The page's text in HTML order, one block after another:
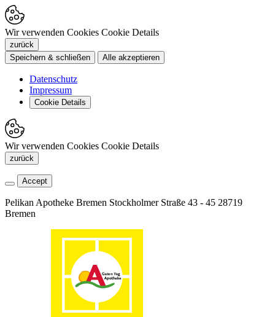
Wir verwenden Cookies Cookie Details
zurück
Speichern & schließen
Alle akzeptieren
Datenschutz
Impressum
Cookie Details
Wir verwenden Cookies Cookie Details
zurück
Accept
Pelikan Apotheke Bremen Stockholmer Straße 43 - 45 28719
Bremen